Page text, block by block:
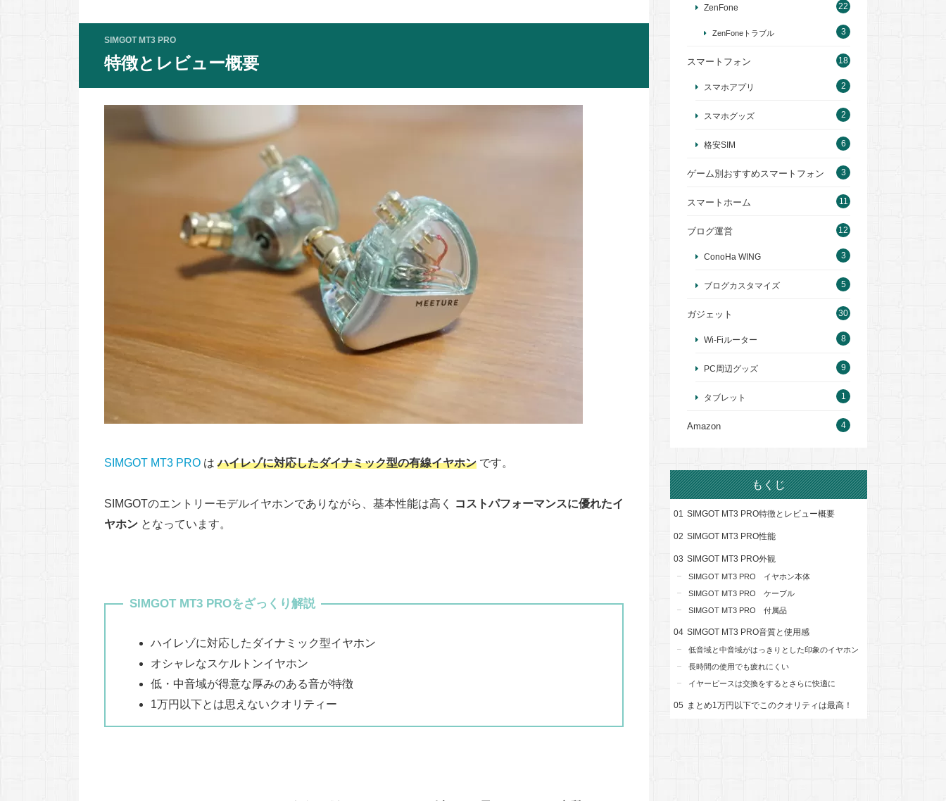
SIMGOT MT3 PRO
特徴とレビュー概要
SIMGOT MT3 PRO はハイレゾに対応したダイナミック型の有線イヤホン です。
SIMGOTのエントリーモデルイヤホンでありながら、基本性能は高く
コストパフォーマンスに優れたイ
ヤホン となっています。
SIMGOT MT3 PROをざっくり解説
ハイレゾに対応したダイナミック型イヤホン
オシャレなスケルトンイヤホン
低・中音域が得意な厚みのある音が特徴
1万円以下とは思えないクオリティー
ZenFone 22
ZenFoneトラブル 3
スマートフォン 18
スマホアプリ 2
スマホグッズ 2
格安SIM 6
ゲーム別おすすめスマートフォン 3
スマートホーム 11
ブログ運営 12
ConoHa WING 3
ブログカスタマイズ 5
ガジェット 30
Wi-Fiルーター 8
PC周辺グッズ 9
タブレット 1
Amazon 4
もくじ
SIMGOT MT3 PRO特徴とレビュー概要
SIMGOT MT3 PRO性能
SIMGOT MT3 PRO外観
SIMGOT MT3 PRO イヤホン本体
SIMGOT MT3 PRO ケーブル
SIMGOT MT3 PRO 付属品
SIMGOT MT3 PRO音質と使用感
低音域と中音域がはっきりとした印象のイヤホン
長時間の使用でも疲れにくい
イヤーピースは交換をするとさらに快適に
まとめ1万円以下でこのクオリティは最高！